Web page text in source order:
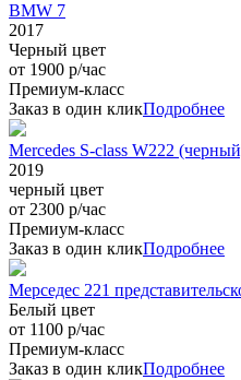
BMW 7
2017
Черный цвет
от 1900 р/час
Премиум-класс
Заказ в один кликПодробнее
Mercedes S-class W222
2019
черный цвет
от 2300 р/час
Премиум-класс
Заказ в один кликПодробнее
Мерседес 221
Белый цвет
от 1100 р/час
Премиум-класс
Заказ в один кликПодробнее